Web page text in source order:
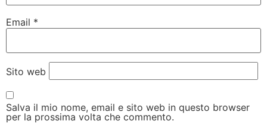
Email *
Sito web
Salva il mio nome, email e sito web in questo browser
per la prossima volta che commento.